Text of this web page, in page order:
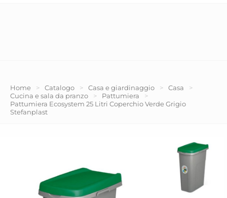
Home > Catalogo > Casa e giardinaggio > Casa
>
Cucina e sala da pranzo
> Pattumiera
>
Pattumiera Ecosystem 25 Litri Coperchio Verde Grigio
Stefanplast